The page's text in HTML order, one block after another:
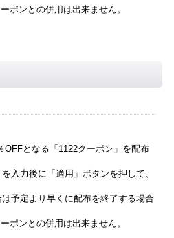
ポンとの併用は出来ません。
となる「1122クーポン」を配布
入力後に「適用」ボタンを押して、
予定より早くに配布を終了する場合
ポンとの併用は出来ません。